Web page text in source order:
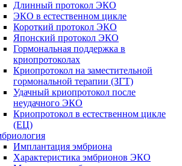
Длинный протокол ЭКО
ЭКО в естественном цикле
Короткий протокол ЭКО
Японский протокол ЭКО
Гормональная поддержка в
криопротоколах
Криопротокол на заместительной
гормональной терапии (ЗГТ)
Удачный криопротокол после
неудачного ЭКО
Криопротокол в естественном цикле
(ЕЦ)
Имплантация эмбриона
Характеристика эмбрионов ЭКО